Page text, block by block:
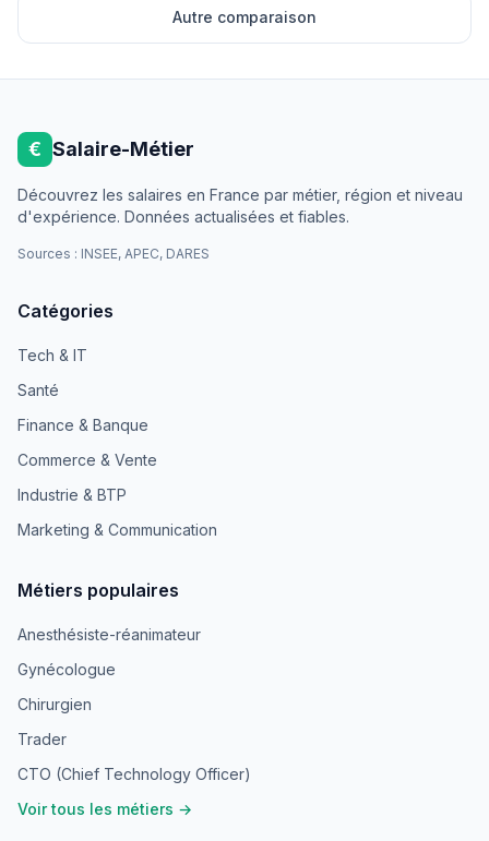
Autre comparaison
€ Salaire-Métier
Découvrez les salaires en France par métier, région et niveau
d'expérience. Données actualisées et fiables.
Sources : INSEE, APEC, DARES
Catégories
Tech & IT
Santé
Finance & Banque
Commerce & Vente
Industrie & BTP
Marketing & Communication
Métiers populaires
Anesthésiste-réanimateur
Gynécologue
Chirurgien
Trader
CTO (Chief Technology Officer)
Voir tous les métiers →